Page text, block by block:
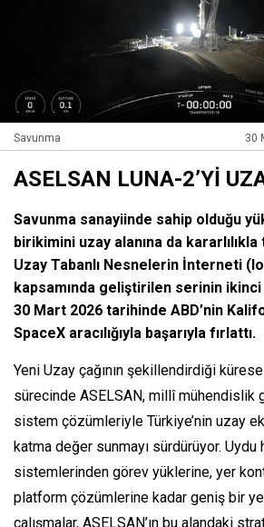
Savunma 30
ASELSAN LUNA-2’Yİ
Savunma sanayiinde sahip olduğu
birikimini uzay alanına da kararlılıkla
Uzay Tabanlı Nesnelerin İnterneti
kapsamında geliştirilen serinin ikinci
30 Mart 2026 tarihinde ABD’nin
SpaceX aracılığıyla başarıyla fırlattı.
Yeni Uzay çağının şekillendirdiği
sürecinde ASELSAN, millî mühendislik
sistem çözümleriyle Türkiye’nin uzay
katma değer sunmayı sürdürüyor. Uydu
sistemlerinden görev yüklerine, yer
platform çözümlerine kadar geniş bir
çalışmalar, ASELSAN’ın bu alandaki